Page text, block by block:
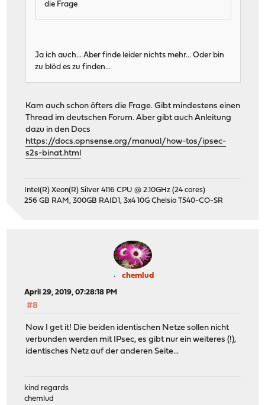
die Frage
Ja ich auch... Aber finde leider nichts mehr... Oder bin
zu blöd es zu finden...
Kam auch schon öfters die Frage. Gibt mindestens einen
Thread im deutschen Forum. Aber gibt auch Anleitung
dazu in den Docs
https://docs.opnsense.org/manual/how-tos/ipsec-
s2s-binat.html
Intel(R) Xeon(R) Silver 4116 CPU @ 2.10GHz (24 cores)
256 GB RAM, 300GB RAID1, 3x4 10G Chelsio T540-CO-SR
chemlud
April 29, 2019, 07:28:18 PM
#8
Now I get it! Die beiden identischen Netze sollen nicht
verbunden werden mit IPsec, es gibt nur ein weiteres (!),
identisches Netz auf der anderen Seite...
kind regards
chemlud